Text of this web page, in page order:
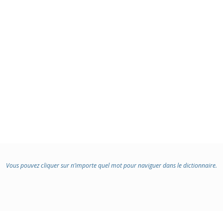
Vous pouvez cliquer sur n’importe quel mot pour naviguer dans le dictionnaire.